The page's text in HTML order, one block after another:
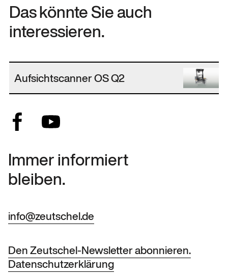
Das könnte Sie auch
interessieren.
Aufsichtscanner OS Q2
Immer informiert
bleiben.
info@zeutschel.de
Den Zeutschel-Newsletter abonnieren.
Datenschutzerklärung